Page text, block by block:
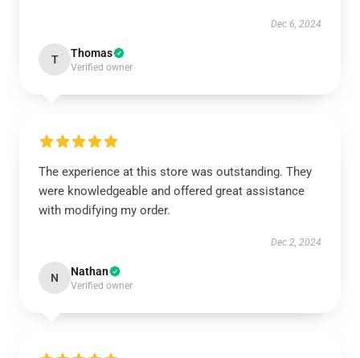
Dec 6, 2024
T Thomas
Verified owner
The experience at this store was outstanding. They
were knowledgeable and offered great assistance
with modifying my order.
Dec 2, 2024
N Nathan
Verified owner